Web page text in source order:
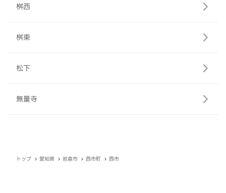
桝西
桝東
松下
無量寺
トップ 愛知県 岩倉市 西市町 西市